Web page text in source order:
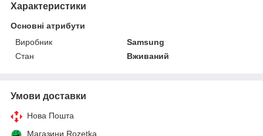
Характеристики
Основні атрибути
Виробник
Samsung
Стан
Вживаний
Умови доставки
Нова Пошта
Магазини Rozetka